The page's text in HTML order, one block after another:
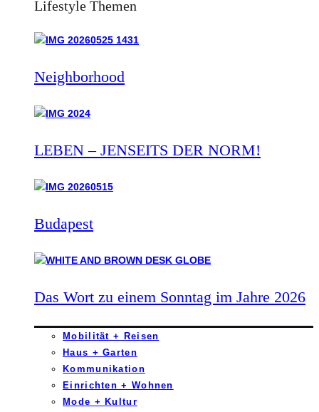
Lifestyle Themen
Neighborhood
LEBEN – JENSEITS DER NORM!
Budapest
Das Wort zu einem Sonntag im Jahre 2026
Mobilität + Reisen
Haus + Garten
Kommunikation
Einrichten + Wohnen
Mode + Kultur